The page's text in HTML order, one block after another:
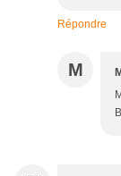
Répondre
M